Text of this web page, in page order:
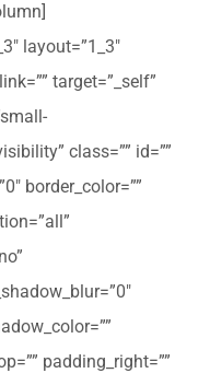
layout=”1_3″
target=”_self”
class=”” id=””
border_color=””
padding_right=””